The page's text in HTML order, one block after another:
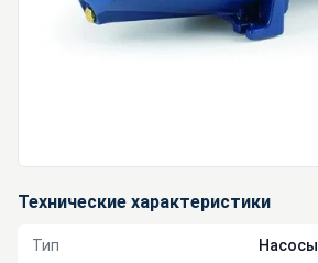
Технические характеристики
Тип Насосы